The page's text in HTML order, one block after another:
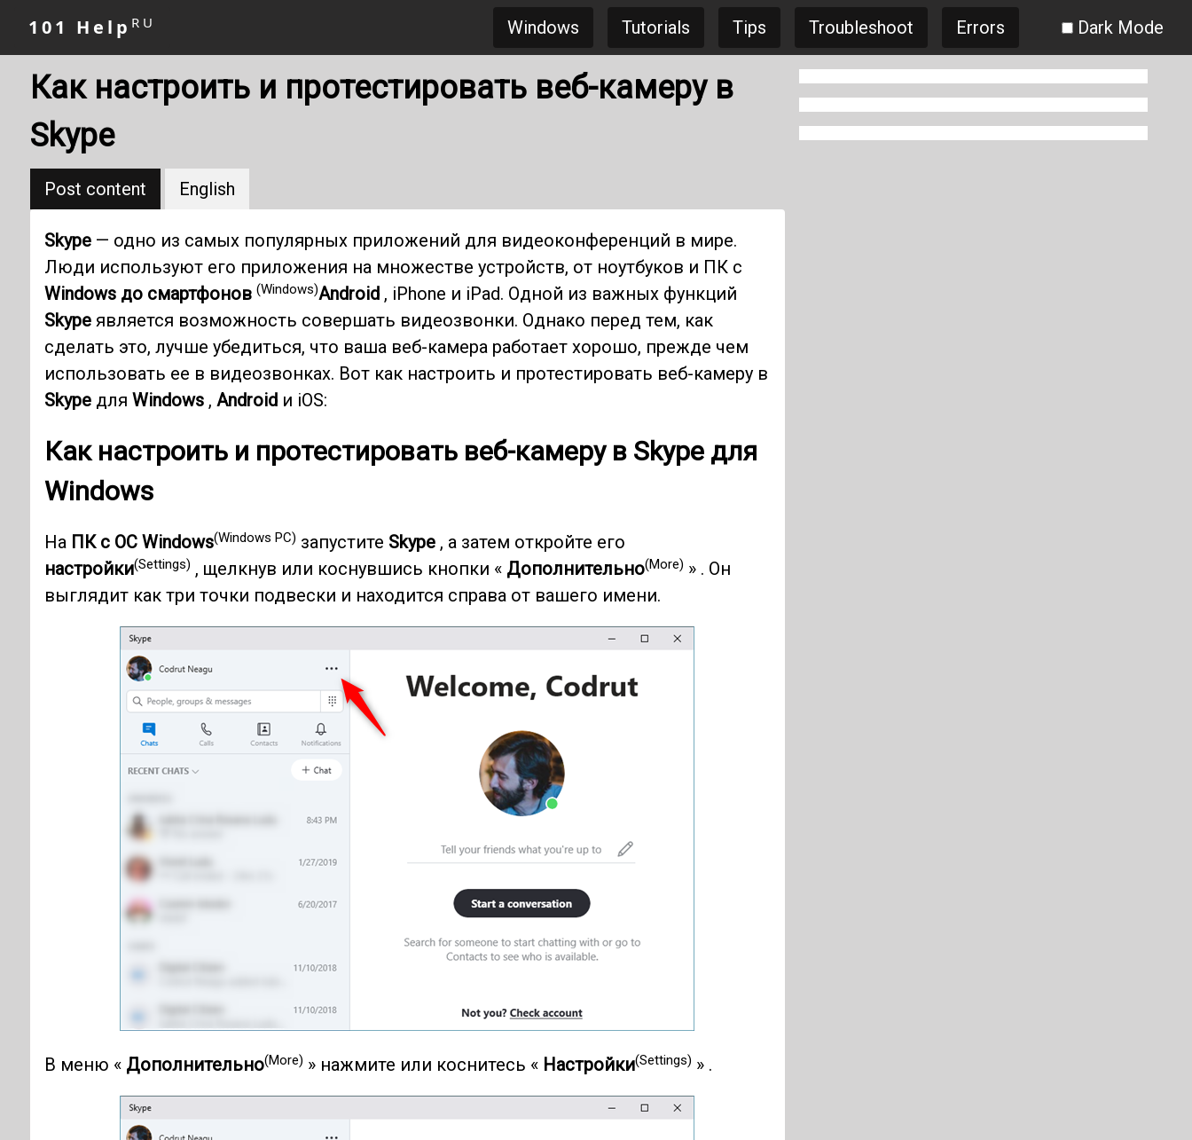
101 Help RU Windows Tutorials Tips Troubleshoot Errors Dark Mode
Как настроить и протестировать веб-камеру в
Skype
Post content English
Skype— одно из самых популярных приложений для видеоконференций в мире.
Люди используют его приложения на множестве устройств, от ноутбуков и ПК с
Windows до смартфонов (Windows)Android, iPhone и iPad. Одной из важных функций
Skypeявляется возможность совершать видеозвонки. Однако перед тем, как
сделать это, лучше убедиться, что ваша веб-камера работает хорошо, прежде чем
использовать ее в видеозвонках. Вот как настроить и протестировать веб-камеру в
Skypeдля Windows, Androidи iOS:
Как настроить и протестировать веб-камеру в Skypeдля
Windows
На ПК с ОС Windows(Windows PC) запустите Skype, а затем откройте его
настройки(Settings) , щелкнув или коснувшись кнопки « Дополнительно(More) » . Он
выглядит как три точки подвески и находится справа от вашего имени.
В меню « Дополнительно(More) » нажмите или коснитесь « Настройки(Settings) » .